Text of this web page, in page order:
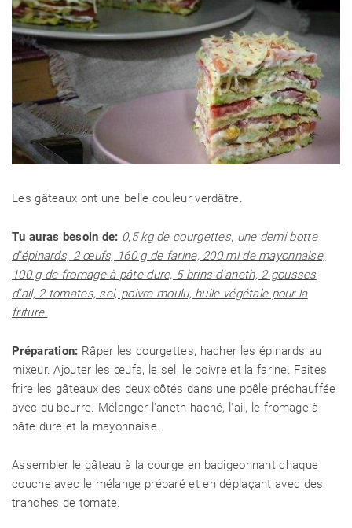
Les gâteaux ont une belle couleur verdâtre.
Tu auras besoin de: 0,5 kg de courgettes, une demi botte
d'épinards, 2 œufs, 160 g de farine, 200 ml de mayonnaise,
100 g de fromage à pâte dure, 5 brins d'aneth, 2 gousses
d'ail, 2 tomates, sel, poivre moulu, huile végétale pour la
friture.
Préparation: Râper les courgettes, hacher les épinards au
mixeur. Ajouter les œufs, le sel, le poivre et la farine. Faites
frire les gâteaux des deux côtés dans une poêle préchauffée
avec du beurre. Mélanger l'aneth haché, l'ail, le fromage à
pâte dure et la mayonnaise.
Assembler le gâteau à la courge en badigeonnant chaque
couche avec le mélange préparé et en déplaçant avec des
tranches de tomate.